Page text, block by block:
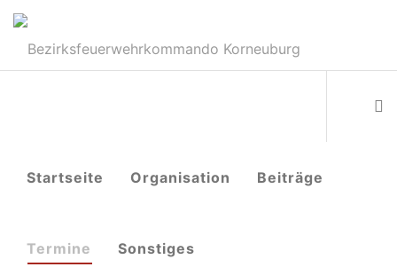
Startseite Organisation Beiträge
Termine Sonstiges